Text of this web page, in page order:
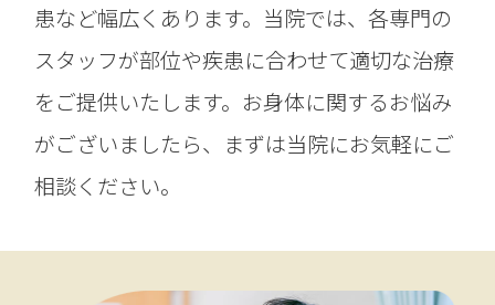
患など幅広くあります。当院では、各専門の
スタッフが部位や疾患に合わせて適切な治療
をご提供いたします。お身体に関するお悩み
がございましたら、まずは当院にお気軽にご
相談ください。